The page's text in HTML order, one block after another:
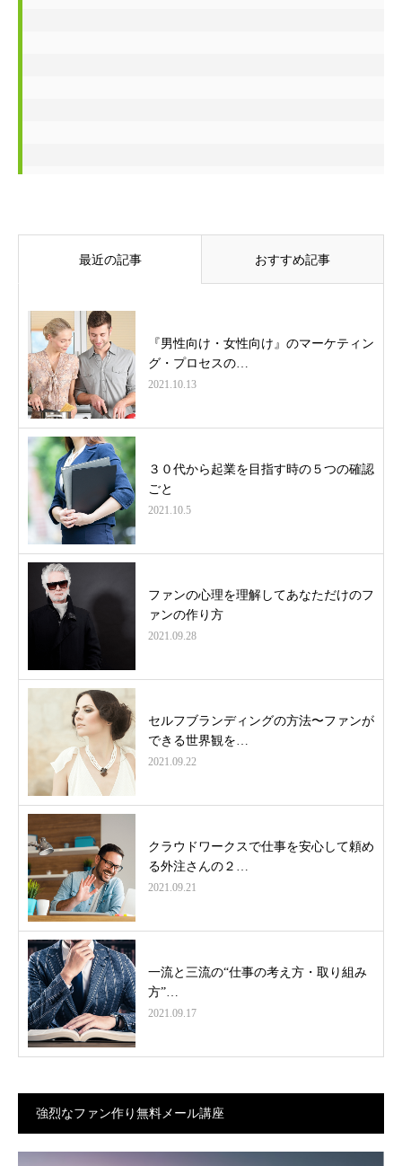
最近の記事 おすすめ記事
『男性向け・女性向け』のマーケティン
グ・プロセスの…
2021.10.13
３０代から起業を目指す時の５つの確認
ごと
2021.10.5
ファンの心理を理解してあなただけのフ
ァンの作り方
2021.09.28
セルフブランディングの方法〜ファンが
できる世界観を…
2021.09.22
クラウドワークスで仕事を安心して頼め
る外注さんの２…
2021.09.21
一流と三流の“仕事の考え方・取り組み
方”…
2021.09.17
強烈なファン作り無料メール講座